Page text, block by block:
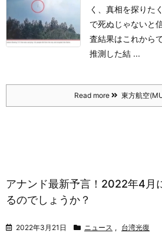
く、真相を探りた
で死ぬじゃないと
査結果はこれから
推測した結 ...
Read more 東方航空
アナンド最新予言！2022年4月
るのでしょうか？
2022年3月21日 ニュース , 台湾光復